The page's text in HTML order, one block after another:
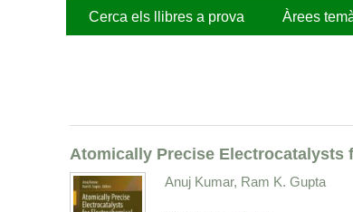
Cerca els llibres a prova Àrees
Atomically Precise
Anuj Kumar, Ram K. Gupta